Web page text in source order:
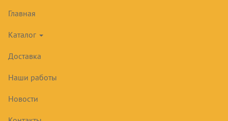
Главная
Каталог
Доставка
Наши работы
Новости